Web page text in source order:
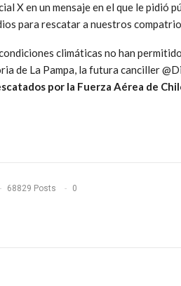
X en un mensaje en el que le pidió
para rescatar a nuestros
climáticas no han
de La Pampa, la futura canciller
por la Fuerza Aérea de
68829 Posts 0